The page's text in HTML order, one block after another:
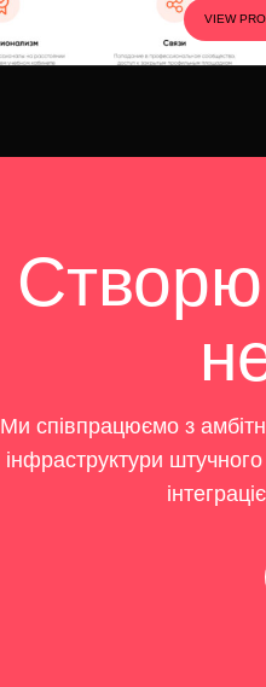
VIEW
Ми співпрацюємо з
інфраструктури